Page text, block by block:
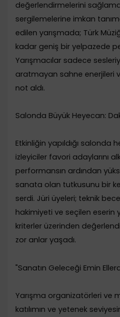
değerlendirmelerini
sergilemelerine imkan
edilen yarışmada; Türk
kadar geniş bir yelpazede
Yarışmacılar sadece
aratmayan sahne enerjileri
not aldı.
​Salonda Büyük Heyecan:
​Etkinliğin yapıldığı salonda
izleyiciler favori adaylarını
performansın ardından
sanata olan tutkusunu bir
serdi. Jüri üyeleri; teknik
hakimiyeti ve seçilen eserin
kriterler üzerinden
zor anlar yaşadı.
​"Sanatın Geleceği Emin
​Yarışma organizatörleri ve
katılımın ve yetenek